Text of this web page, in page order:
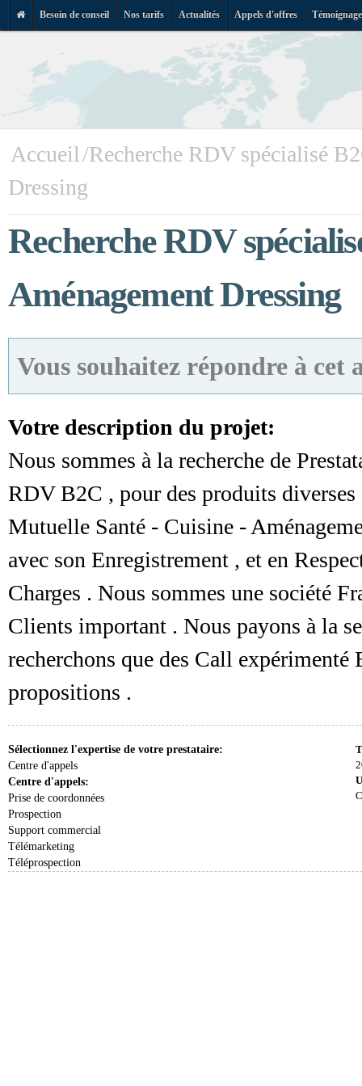
Besoin de conseil Nos tarifs Actualités Appels d'offres
Accueil Recherche RDV spécialisé
Dressing
Recherche RDV
Aménagement Dressing
Vous souhaitez répondre à
Votre description du projet:
Nous sommes à la recherche de
RDV B2C , pour des produits
Mutuelle Santé - Cuisine -
avec son Enregistrement , et en
Charges . Nous sommes une société
Clients important . Nous payons à la
recherchons que des Call
propositions .
Sélectionnez l'expertise de votre prestataire:
Centre d'appels
Centre d'appels:
Prise de coordonnées
Prospection
Support commercial
Télémarketing
Téléprospection